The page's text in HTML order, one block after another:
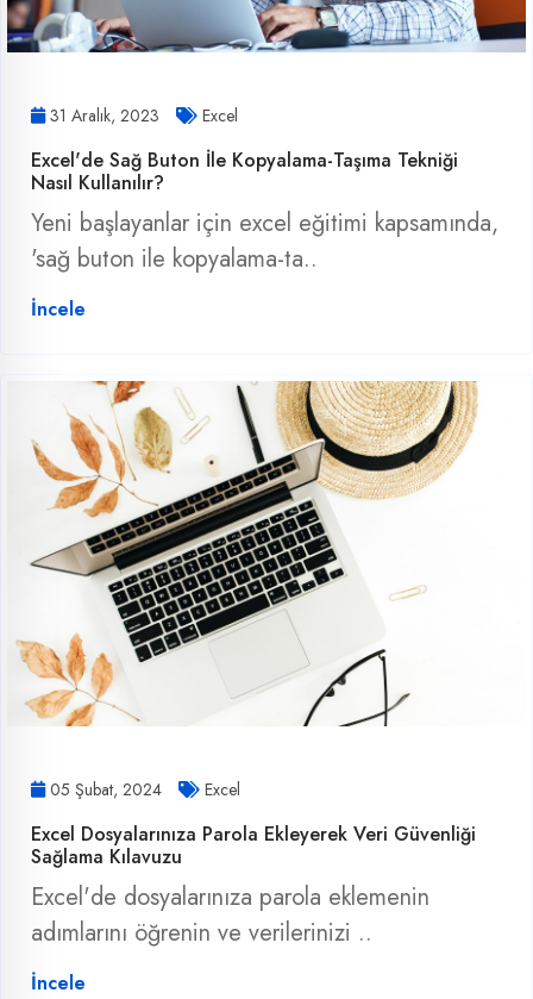
31 Aralık, 2023 Excel
Excel'de Sağ Buton İle Kopyalama-Taşıma Tekniği
Nasıl Kullanılır?
Yeni başlayanlar için excel eğitimi kapsamında,
'sağ buton ile kopyalama-ta..
İncele
05 Şubat, 2024 Excel
Excel Dosyalarınıza Parola Ekleyerek Veri Güvenliği
Sağlama Kılavuzu
Excel'de dosyalarınıza parola eklemenin
adımlarını öğrenin ve verilerinizi ..
İncele